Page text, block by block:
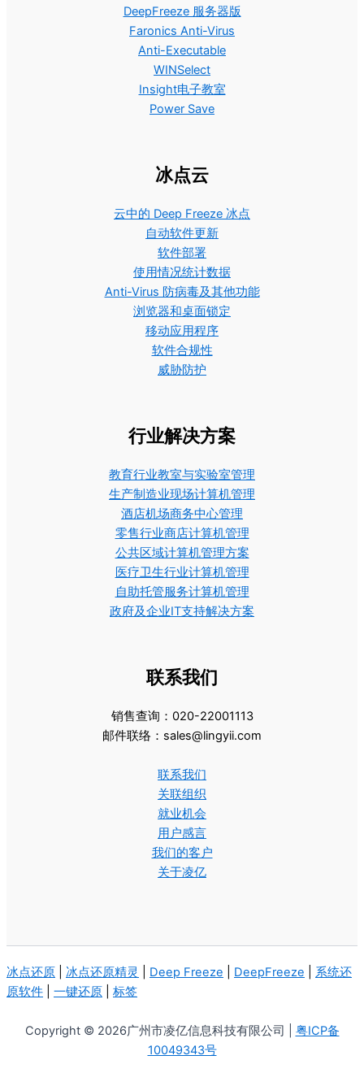
DeepFreeze 服务器版
Faronics Anti-Virus
Anti-Executable
WINSelect
Insight电子教室
Power Save
冰点云
云中的 Deep Freeze 冰点
自动软件更新
软件部署
使用情况统计数据
Anti-Virus 防病毒及其他功能
浏览器和桌面锁定
移动应用程序
软件合规性
威胁防护
行业解决方案
教育行业教室与实验室管理
生产制造业现场计算机管理
酒店机场商务中心管理
零售行业商店计算机管理
公共区域计算机管理方案
医疗卫生行业计算机管理
自助托管服务计算机管理
政府及企业IT支持解决方案
联系我们
销售查询：020-22001113
邮件联络：sales@lingyii.com
联系我们
关联组织
就业机会
用户感言
我们的客户
关于凌亿
冰点还原 冰点还原精灵 Deep Freeze DeepFreeze
系统还
原软件
一键还原 标签
Copyright © 2026广州市凌亿信息科技有限公司 | 粤ICP备
10049343号